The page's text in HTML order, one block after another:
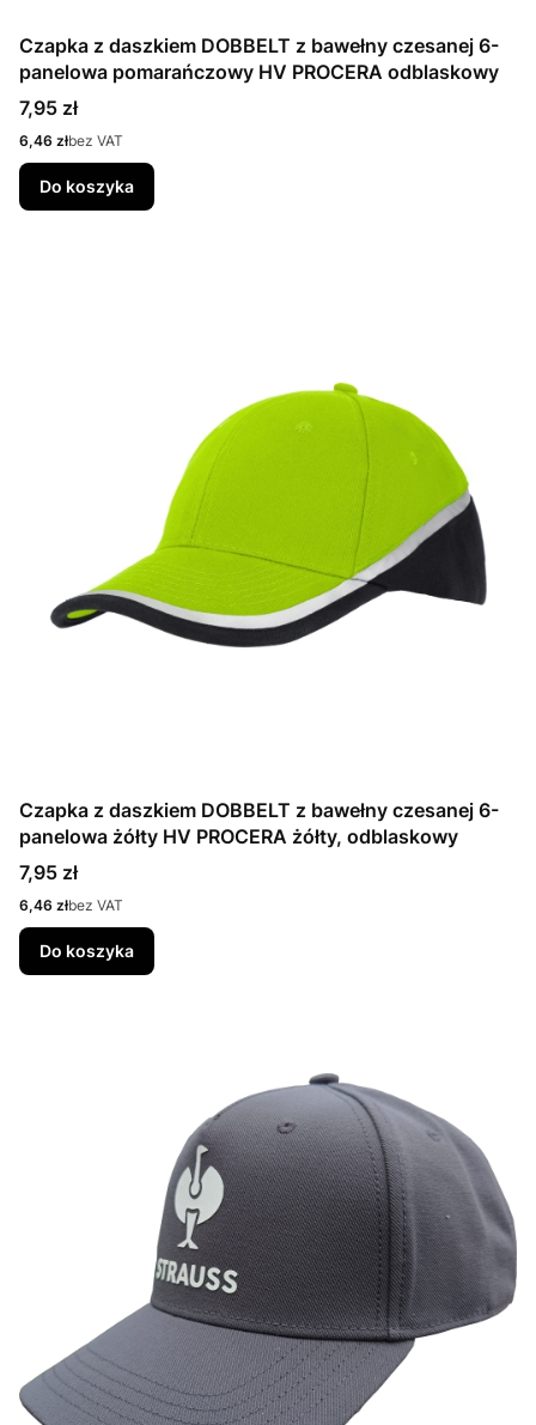
Czapka z daszkiem DOBBELT z bawełny czesanej 6-
panelowa pomarańczowy HV PROCERA odblaskowy
Cena
7,95 zł
Cena
6,46 złbez VAT
Do koszyka
Czapka z daszkiem DOBBELT z bawełny czesanej 6-
panelowa żółty HV PROCERA żółty, odblaskowy
Cena
7,95 zł
Cena
6,46 złbez VAT
Do koszyka